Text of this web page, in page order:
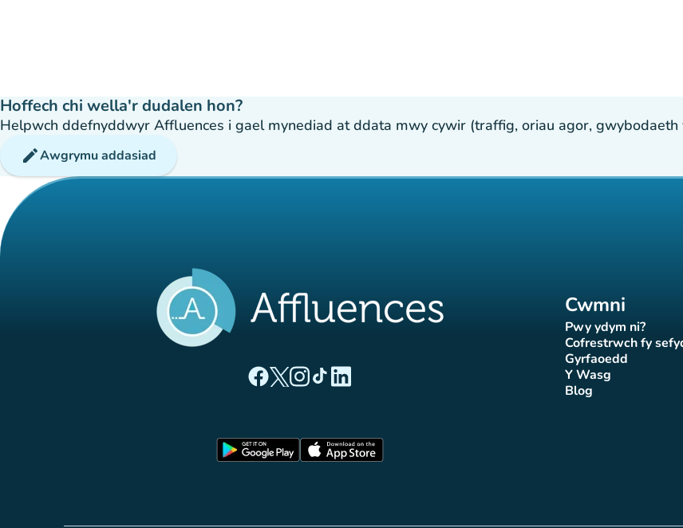
Hoffech chi wella'r dudalen hon?
Helpwch ddefnyddwyr Affluences i gael mynediad at ddata mwy cywir (traffig, oriau agor, gwybodaeth
editAwgrymu addasiad
(tab newydd)
(tab newydd)
(tab newydd)
(tab newydd)
(tab newydd)
Cwmni
Pwy ydym ni?
(tab newydd)
Cofrestrwch fy
(tab
Gyrfaoedd(tab newydd)
Y Wasg(tab newydd)
Blog(tab newydd)